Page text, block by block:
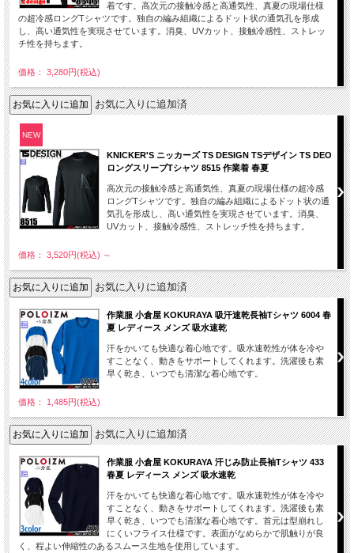
着です。高次元の接触冷感と高通気性、真夏の現場仕様
の超冷感ロングTシャツです。独自の編み組織によるドット状の通気孔を形成
し、高い通気性を実現させています。消臭、UVカット、接触冷感性、ストレッ
チ性を持ちます。
価格： 3,280円(税込)
お気に入りに追加済
NEW
KNICKER'S ニッカーズ TS DESIGN TSデザイン TS DEO
ロングスリーブTシャツ 8515 作業着 春夏
高次元の接触冷感と高通気性、真夏の現場仕様の超冷感
ロングTシャツです。独自の編み組織によるドット状の通
気孔を形成し、高い通気性を実現させています。消臭、
UVカット、接触冷感性、ストレッチ性を持ちます。
価格： 3,520円(税込) ～
お気に入りに追加済
作業服 小倉屋 KOKURAYA 吸汗速乾長袖Tシャツ 6004 春
夏 レディース メンズ 吸水速乾
汗をかいても快適な着心地です。吸水速乾性が体を冷や
すことなく、動きをサポートしてくれます。洗濯後も素
早く乾き、いつでも清潔な着心地です。
価格： 1,485円(税込)
お気に入りに追加済
作業服 小倉屋 KOKURAYA 汗じみ防止長袖Tシャツ 433
春夏 レディース メンズ 吸水速乾
汗をかいても快適な着心地です。吸水速乾性が体を冷や
すことなく、動きをサポートしてくれます。洗濯後も素
早く乾き、いつでも清潔な着心地です。首元は型崩れし
にくいフライス仕様です。表面がなめらかで肌触りが良
く、程よい伸縮性のあるスムース生地を使用しています。